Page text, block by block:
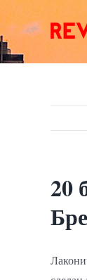
content
20